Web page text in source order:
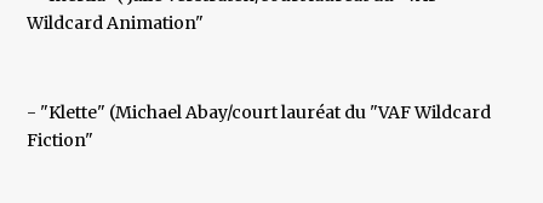
Wildcard Animation"
- "Klette" (Michael Abay/court lauréat du "VAF Wildcard
Fiction"